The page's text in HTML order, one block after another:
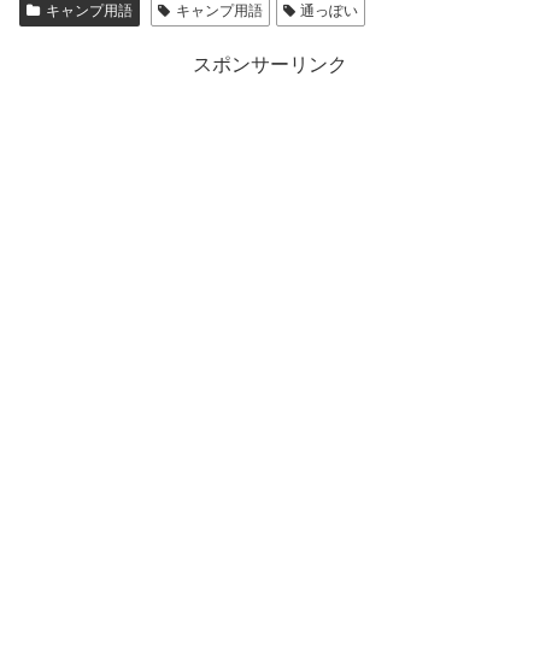
キャンプ用語 キャンプ用語 通っぽい
スポンサーリンク